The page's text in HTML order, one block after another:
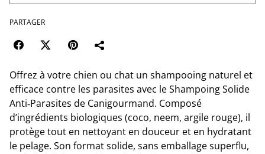
PARTAGER
Offrez à votre chien ou chat un shampooing naturel et
efficace contre les parasites avec le Shampoing Solide
Anti‑Parasites de Canigourmand. Composé
d’ingrédients biologiques (coco, neem, argile rouge), il
protège tout en nettoyant en douceur et en hydratant
le pelage. Son format solide, sans emballage superflu,